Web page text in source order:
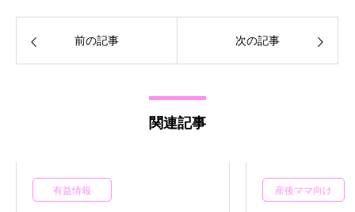
前の記事 次の記事
関連記事
有益情報 産後ママ向け